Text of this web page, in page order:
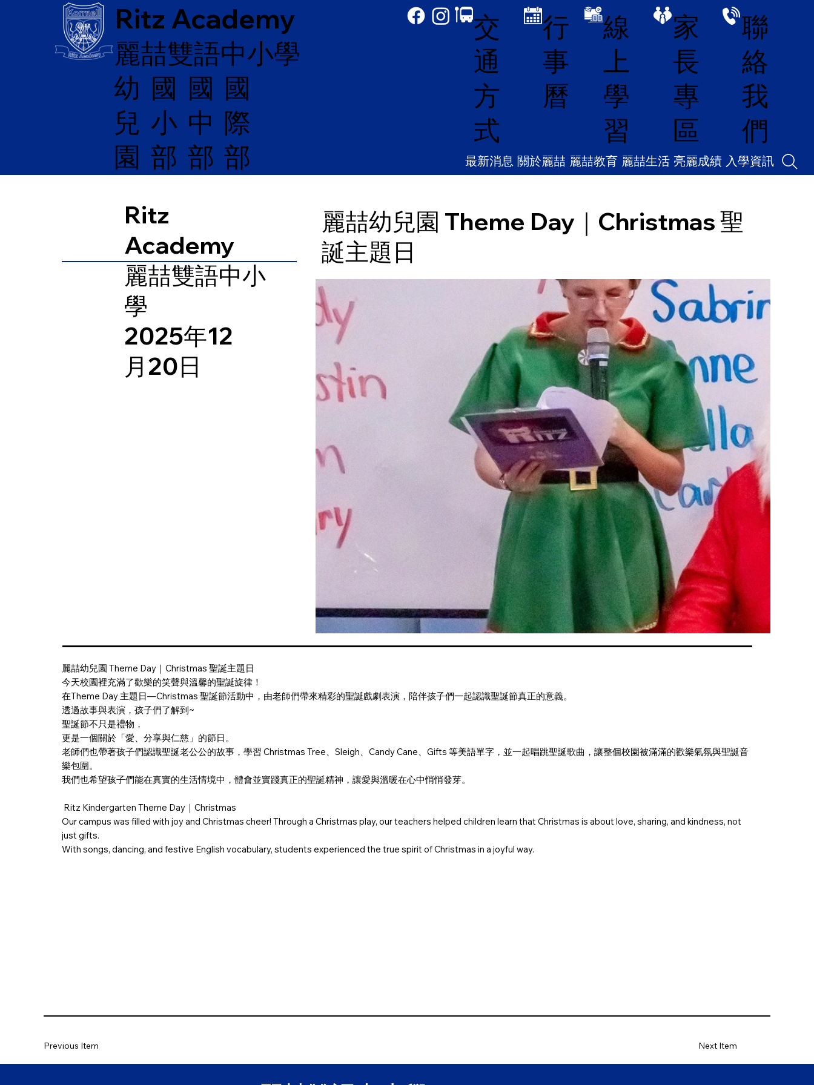
交
通
方
式
行
事
曆
線
上
學
習
家
長
專
區
聯
絡
我
們
最新消息 關於麗喆 麗喆教育 麗喆生活 亮麗成績 入學資訊
Ritz Academy
麗喆雙語中小學
幼
兒
園
​國
小
部
國
中
部
國
際
部
Ritz
Academy
麗喆雙語中小
學
2025年12
月20日
麗喆幼兒園 Theme Day｜Christmas 聖
誕主題日
麗喆幼兒園 Theme Day｜Christmas 聖誕主題日
今天校園裡充滿了歡樂的笑聲與溫馨的聖誕旋律！
在Theme Day 主題日—Christmas 聖誕節活動中，由老師們帶來精彩的聖誕戲劇表演，陪伴孩子們一起認識聖誕節真正的意義。
透過故事與表演，孩子們了解到~
聖誕節不只是禮物，
更是一個關於「愛、分享與仁慈」的節日。
老師們也帶著孩子們認識聖誕老公公的故事，學習 Christmas Tree、Sleigh、Candy Cane、Gifts 等美語單字，並一起唱跳聖誕歌曲，讓整個校園被滿滿的歡樂氣氛與聖誕音
樂包圍。
我們也希望孩子們能在真實的生活情境中，體會並實踐真正的聖誕精神，讓愛與溫暖在心中悄悄發芽。
Ritz Kindergarten Theme Day｜Christmas
Our campus was filled with joy and Christmas cheer! Through a Christmas play, our teachers helped children learn that Christmas is about love, sharing, and kindness, not
just gifts.
With songs, dancing, and festive English vocabulary, students experienced the true spirit of Christmas in a joyful way.
Previous Item Next Item